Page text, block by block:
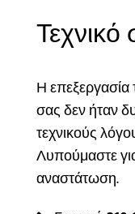
Η επεξεργασία
σας δεν ήταν
τεχνικούς
Λυπούμαστε
αναστάτωση.